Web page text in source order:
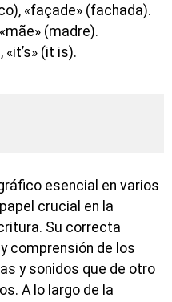
«façade» (fachada).
(madre).
«it’s» (it is).
esencial en varios
crucial en la
Su correcta
comprensión de los
y sonidos que de otro
A lo largo de la